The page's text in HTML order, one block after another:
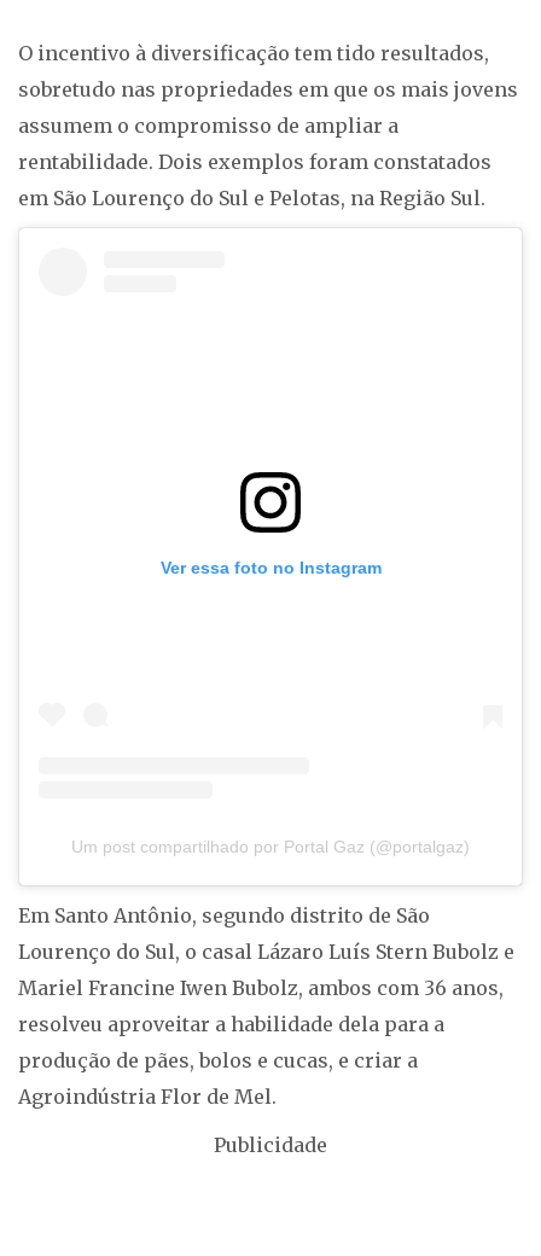
O incentivo à diversificação tem tido resultados,
sobretudo nas propriedades em que os mais jovens
assumem o compromisso de ampliar a
rentabilidade. Dois exemplos foram constatados
em São Lourenço do Sul e Pelotas, na Região Sul.
Ver essa foto no Instagram
Um post compartilhado por Portal Gaz (@portalgaz)
Em Santo Antônio, segundo distrito de São
Lourenço do Sul, o casal Lázaro Luís Stern Bubolz e
Mariel Francine Iwen Bubolz, ambos com 36 anos,
resolveu aproveitar a habilidade dela para a
produção de pães, bolos e cucas, e criar a
Agroindústria Flor de Mel.
Publicidade